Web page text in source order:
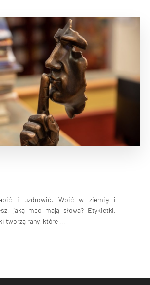
i uzdrowić. Wbić w ziemię i
jaką moc mają słowa? Etykietki,
tworzą rany, które ...